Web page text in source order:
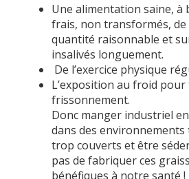
Une alimentation saine, à
frais, non transformés,
quantité raisonnable et
insalivés longuement.
De l’exercice physique
L’exposition au froid
frissonnement.
Donc manger industriel
dans des
trop couverts et être
pas de fabriquer ces
bénéfiques à notre santé !